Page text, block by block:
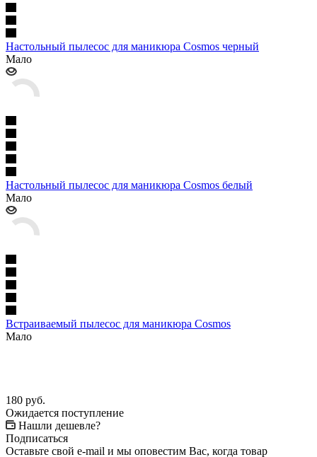
Настольный пылесос для маникюра Cosmos черный
Мало
Настольный пылесос для маникюра Cosmos белый
Мало
Встраиваемый пылесос для маникюра Cosmos
Мало
180 руб.
Ожидается поступление
Нашли дешевле?
Подписаться
Оставьте свой e-mail и мы оповестим Вас, когда товар